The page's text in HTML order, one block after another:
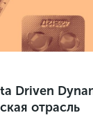
Driven
отрасль